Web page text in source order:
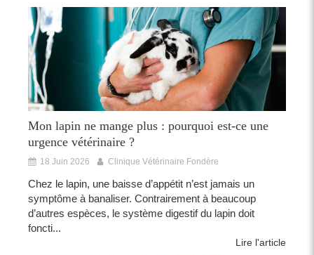
Mon lapin ne mange plus : pourquoi est-ce une
urgence vétérinaire ?
18 Juin 2026 Clinique Vétérinaire Fondère
Chez le lapin, une baisse d’appétit n’est jamais un
symptôme à banaliser. Contrairement à beaucoup
d’autres espèces, le système digestif du lapin doit
foncti...
Lire l'article